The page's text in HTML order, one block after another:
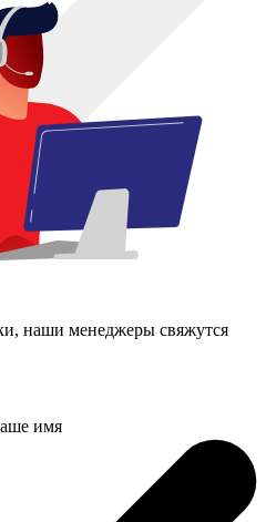
наши менеджеры свяжутся
имя